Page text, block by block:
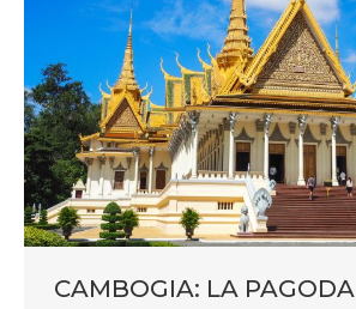
CAMBOGIA: LA PAGODA